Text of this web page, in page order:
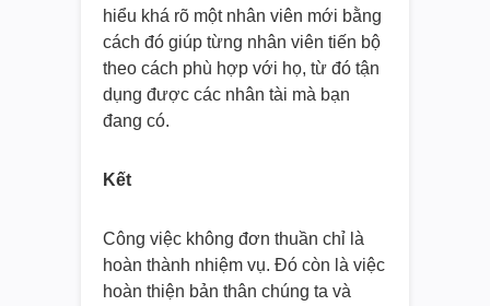
hiểu khá rõ một nhân viên mới bằng
cách đó giúp từng nhân viên tiến bộ
theo cách phù hợp với họ, từ đó tận
dụng được các nhân tài mà bạn
đang có.
Kết
Công việc không đơn thuần chỉ là
hoàn thành nhiệm vụ. Đó còn là việc
hoàn thiện bản thân chúng ta và